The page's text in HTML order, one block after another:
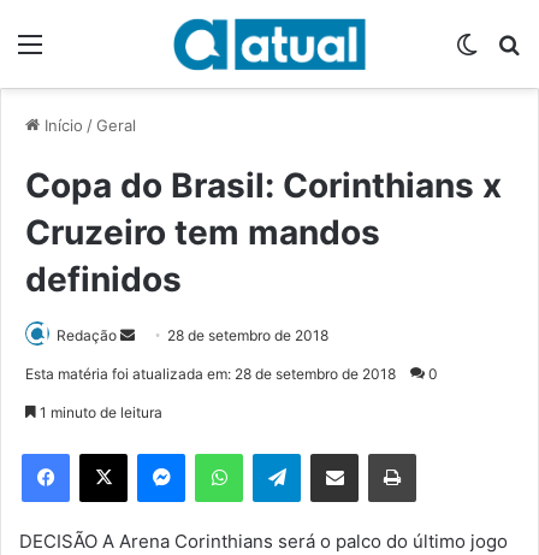
Início /Geral
Copa do Brasil: Corinthians x
Cruzeiro tem mandos
definidos
Redação
d
e
m
e
28 de setembro de 2018
Esta matéria foi atualizada em: 28 de setembro de 2018 0
1 minuto de leitura
Telegram
DECISÃO A Arena Corinthians será o palco do último jogo